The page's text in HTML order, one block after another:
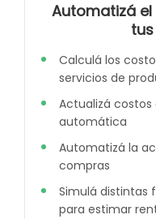
Automatizá
Calculá los
servicios de
Actualizá
automática
Automatizá la
compras
Simulá distintas
para estimar